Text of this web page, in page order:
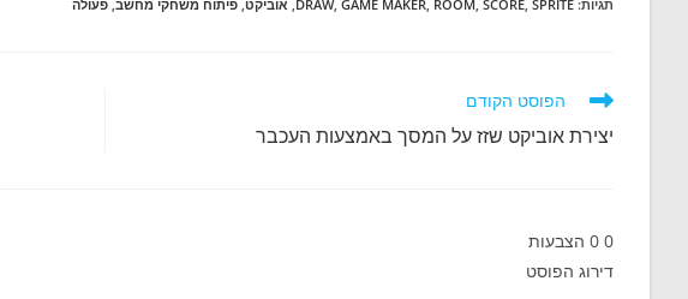
b
o
k
i
n
e
d
h
t
s
p
תגיות:
DRAW, GAME MAKER, ROOM, SCORE, SPRITE
, אוביקט, פיתוח משחקי מחשב, פעולה
לקרוא
נוספים
הפוסט הקודם
יצירת אוביקט שזז על המסך באמצעות העכבר
0
0 הצבעות
דירוג הפוסט